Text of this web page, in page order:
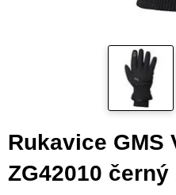
Rukavice GMS
ZG42010 černý